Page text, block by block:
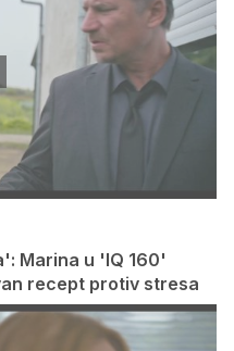
Marina u 'IQ 160'
recept protiv stresa